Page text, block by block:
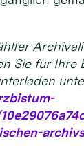
Sie für Ihre